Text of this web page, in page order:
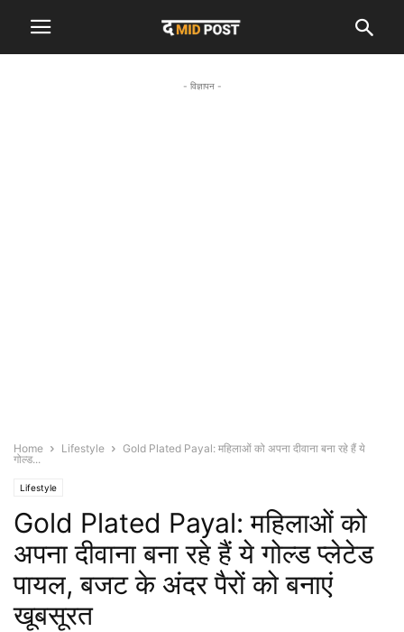
- विज्ञापन -
Home Lifestyle
Gold Plated Payal: महिलाओं को अपना दीवाना बना रहे हैं ये
गोल्ड...
Lifestyle
Gold Plated Payal: महिलाओं को
अपना दीवाना बना रहे हैं ये गोल्ड प्लेटेड
पायल, बजट के अंदर पैरों को बनाएं
खूबसूरत